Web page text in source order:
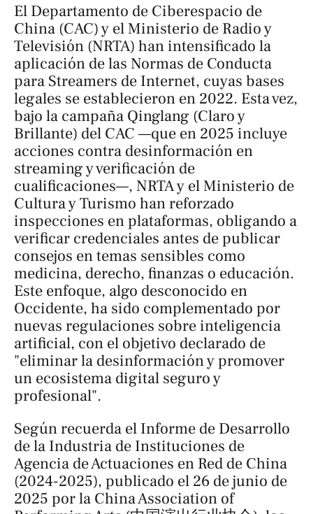
El Departamento de Ciberespacio de
China (CAC) y el Ministerio de Radio y
Televisión (NRTA) han intensificado la
aplicación de las Normas de Conducta
para Streamers de Internet, cuyas bases
legales se establecieron en 2022. Esta vez,
bajo la campaña Qinglang (Claro y
Brillante) del CAC —que en 2025 incluye
acciones contra desinformación en
streaming y verificación de
cualificaciones—, NRTA y el Ministerio de
Cultura y Turismo han reforzado
inspecciones en plataformas, obligando a
verificar credenciales antes de publicar
consejos en temas sensibles como
medicina, derecho, finanzas o educación.
Este enfoque, algo desconocido en
Occidente, ha sido complementado por
nuevas regulaciones sobre inteligencia
artificial, con el objetivo declarado de
"eliminar la desinformación y promover
un ecosistema digital seguro y
profesional".
Según recuerda el Informe de Desarrollo
de la Industria de Instituciones de
Agencia de Actuaciones en Red de China
(2024-2025), publicado el 26 de junio de
2025 por la China Association of